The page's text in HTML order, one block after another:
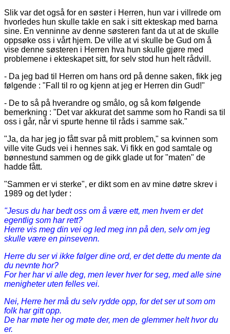
Slik var det også for en søster i Herren, hun var i villrede om
hvorledes hun skulle takle en sak i sitt ekteskap med barna
sine. En venninne av denne søsteren fant da ut at de skulle
oppsøke oss i vårt hjem. De ville at vi skulle be Gud om å
vise denne søsteren i Herren hva hun skulle gjøre med
problemene i ekteskapet sitt, for selv stod hun helt rådvill.
- Da jeg bad til Herren om hans ord på denne saken, fikk jeg
følgende : "Fall til ro og kjenn at jeg er Herren din Gud!"
- De to så på hverandre og smålo, og så kom følgende
bemerkning : "Det var akkurat det samme som ho Randi sa til
oss i går, når vi spurte henne til råds i samme sak."
"Ja, da har jeg jo fått svar på mitt problem," sa kvinnen som
ville vite Guds vei i hennes sak. Vi fikk en god samtale og
bønnestund sammen og de gikk glade ut for "maten" de
hadde fått.
"Sammen er vi sterke", er dikt som en av mine døtre skrev i
1989 og det lyder :
"Jesus du har bedt oss om å være ett, men hvem er det
egentlig som har rett?
Herre vis meg din vei og led meg inn på den, selv om jeg
skulle være en pinsevenn.
Herre du ser vi ikke følger dine ord, er det dette du mente da
du nevnte hor?
For her har vi alle deg, men lever hver for seg, med alle sine
menigheter uten felles vei.
Nei, Herre her må du selv rydde opp, for det ser ut som om
folk har gitt opp.
De har møte her og møte der, men de glemmer helt hvor du
er.